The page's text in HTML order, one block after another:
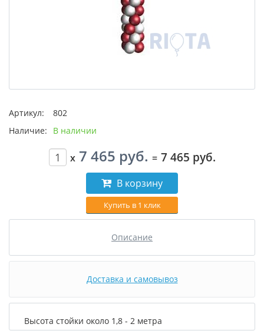
Артикул:
802
Наличие:
В наличии
x 7 465 руб. = 7 465 руб.
В корзину
Купить в 1 клик
Описание
Доставка и самовывоз
Высота стойки около 1,8 - 2 метра